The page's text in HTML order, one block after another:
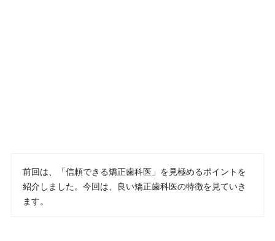
前回は、「信頼できる矯正歯科医」を見極めるポイントを
紹介しました。今回は、良い矯正歯科医の特徴を見ていき
ます。